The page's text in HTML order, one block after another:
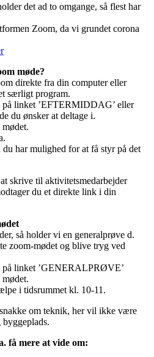
det ad to omgange, så flest har
Zoom, da vi grundet corona
møde?
direkte fra din computer eller
særligt program.
linket ’EFTERMIDDAG’ eller
du ønsker at deltage i.
har mulighed for at få styr på det
skrive til aktivitetsmedarbejder
du et direkte link i din
så holder vi en generalprøve d.
zoom-mødet og blive tryg ved
linket ’GENERALPRØVE’
i tidsrummet kl. 10-11.
om teknik, her vil ikke være
få mere at vide om: